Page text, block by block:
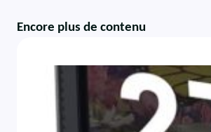
Encore plus de contenu